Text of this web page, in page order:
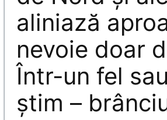
aliniază
nevoie doar
Într-un fel
știm –